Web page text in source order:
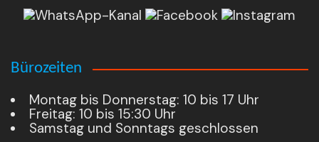
Bürozeiten
Montag bis Donnerstag: 10 bis 17 Uhr
Freitag: 10 bis 15:30 Uhr
Samstag und Sonntags geschlossen